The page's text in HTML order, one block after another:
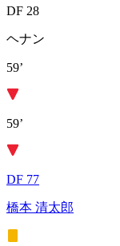
DF 28
ヘナン
59’
59’
DF 77
橋本 清太郎